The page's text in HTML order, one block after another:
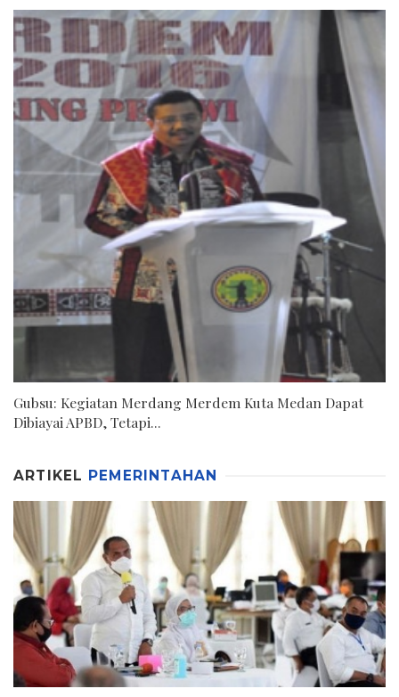
Gubsu: Kegiatan Merdang Merdem Kuta Medan Dapat
Dibiayai APBD, Tetapi...
ARTIKEL PEMERINTAHAN